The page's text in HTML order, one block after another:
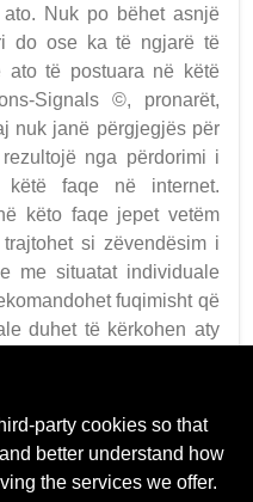
Nuk po bëhet asnjë
do ose ka të ngjarë të
ato të postuara në këtë
Signals ©, pronarët,
nuk janë përgjegjës për
nga përdorimi i
faqe në internet.
këto faqe jepet vetëm
si zëvendësim i
me situatat individuale
fuqimisht që
duhet të kërkohen aty
dakord me
dhe dakord me Termat
party cookies so that
better understand how
the services we offer.